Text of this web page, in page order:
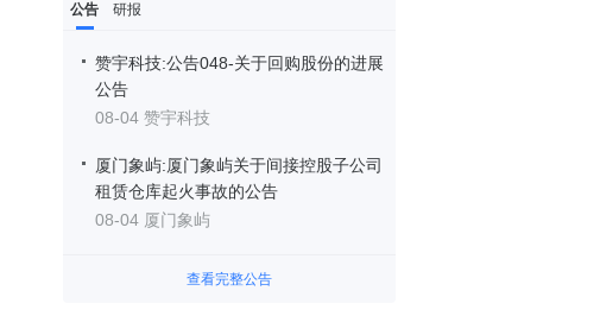
公告 研报
赞宇科技:公告048-关于回购股份的进展
公告
08-04 赞宇科技
厦门象屿:厦门象屿关于间接控股子公司
租赁仓库起火事故的公告
08-04 厦门象屿
查看完整公告